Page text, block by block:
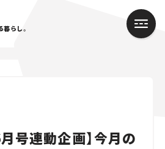
らし。
号連動企画】今月の